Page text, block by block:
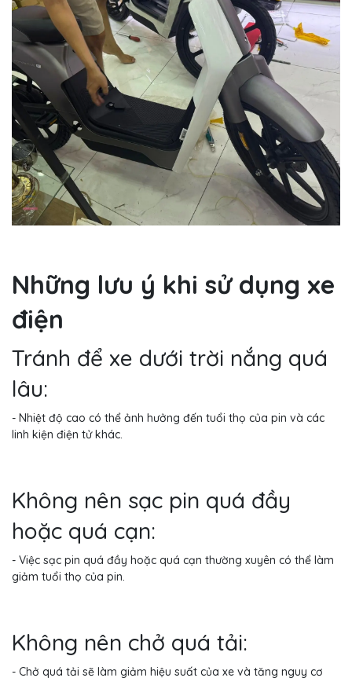
Những lưu ý khi sử dụng xe
điện
Tránh để xe dưới trời nắng quá
lâu:
- Nhiệt độ cao có thể ảnh hưởng đến tuổi thọ của pin và các
linh kiện điện tử khác.
Không nên sạc pin quá đầy
hoặc quá cạn:
- Việc sạc pin quá đầy hoặc quá cạn thường xuyên có thể làm
giảm tuổi thọ của pin.
Không nên chở quá tải:
- Chở quá tải sẽ làm giảm hiệu suất của xe và tăng nguy cơ